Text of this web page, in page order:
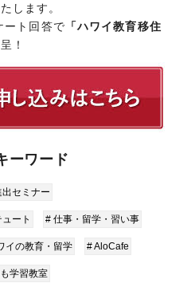
します。
ト回答で 「ハワイ教育移住
！
ーワード
セミナー
ート # 仕事・留学・習い事
イの教育・留学 # AloCafe
学習教室